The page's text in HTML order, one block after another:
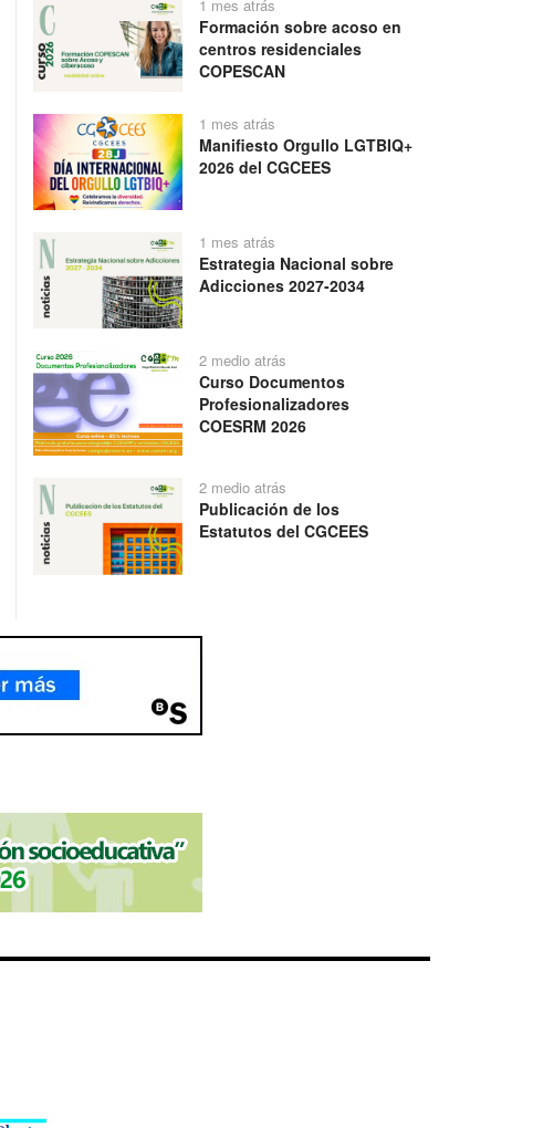
1 mes atrás
Formación sobre acoso en
centros residenciales
COPESCAN
1 mes atrás
Manifiesto Orgullo LGTBIQ+
2026 del CGCEES
1 mes atrás
Estrategia Nacional sobre
Adicciones 2027-2034
2 medio atrás
Curso Documentos
Profesionalizadores
COESRM 2026
2 medio atrás
Publicación de los
Estatutos del CGCEES